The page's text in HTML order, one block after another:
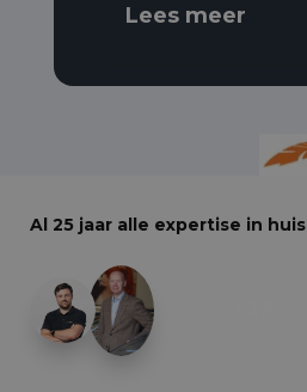
Lees meer
Al 25 jaar alle expertise in huis